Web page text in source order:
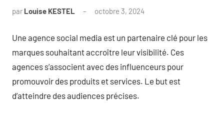
par Louise KESTEL octobre 3, 2024
Une agence social media est un partenaire clé pour les
marques souhaitant accroître leur visibilité. Ces
agences s’associent avec des influenceurs pour
promouvoir des produits et services. Le but est
d’atteindre des audiences précises.